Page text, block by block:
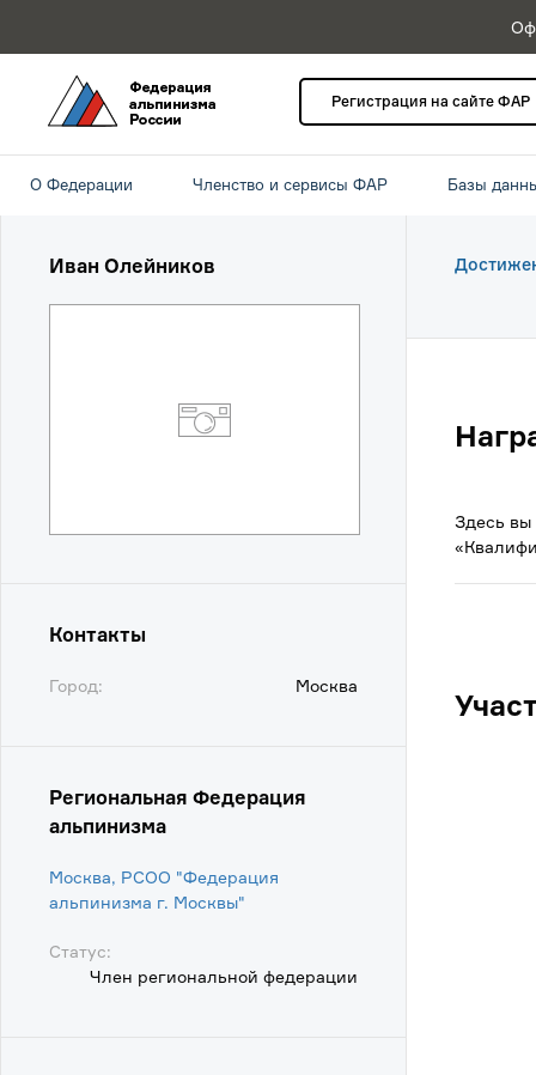
Регистрация на сайте ФАР
О Федерации Членство и сервисы ФАР Базы
Иван Олейников
Контакты
Город: Москва
Региональная Федерация
альпинизма
Москва, РСОО "Федерация
альпинизма г. Москвы"
Статус:
Член региональной федерации
Здесь вы